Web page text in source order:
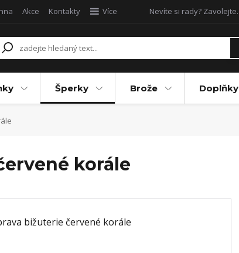
Akce Kontakty Více Nevíte si rady? Zavolejte.
Šperky Brože Doplňky
korále